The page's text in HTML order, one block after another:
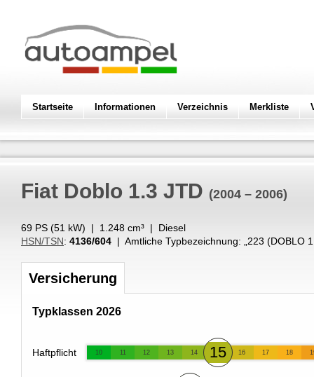
Startseite Informationen Verzeichnis Merkliste
Fiat Doblo 1.3 JTD (2004 – 2006)
69 PS (51 kW) | 1.248 cm³ | Diesel
HSN/TSN: 4136/604 | Amtliche Typbezeichnung: „ 223 (DOBLO
Versicherung
Typklassen 2026
Haftpflicht 10 11 12 13 14 15 16 17 18